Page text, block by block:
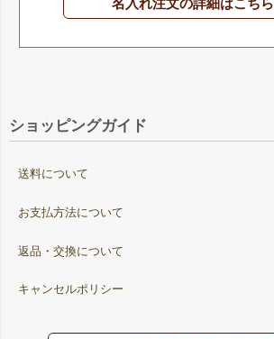
名入れ注文の詳細はこちら
ショッピングガイド
送料について
お支払方法について
返品・交換について
キャンセルポリシー